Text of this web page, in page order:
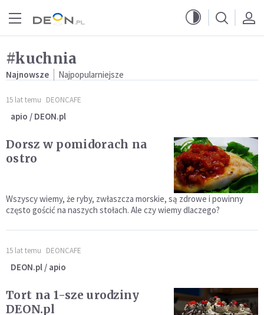
#kuchnia
Najnowsze Najpopularniejsze
15 lat temu DEONCAFE
apio / DEON.pl
Dorsz w pomidorach na
ostro
Wszyscy wiemy, że ryby, zwłaszcza morskie, są zdrowe i powinny
często gościć na naszych stołach. Ale czy wiemy dlaczego?
15 lat temu DEONCAFE
DEON.pl / apio
Tort na 1-sze urodziny
DEON.pl